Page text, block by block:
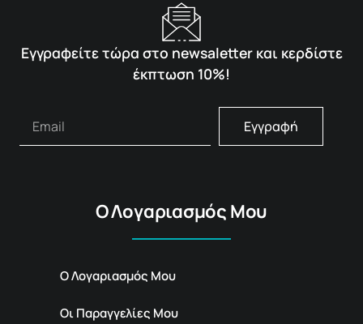
Εγγραφείτε τώρα στο newsaletter και κερδίστε
έκπτωση 10%!
Εγγραφή
Ο Λογαριασμός Μου
Ο Λογαριασμός Μου
Οι Παραγγελίες Μου